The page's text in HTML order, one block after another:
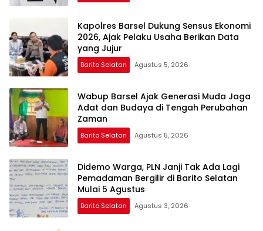
Kapolres Barsel Dukung Sensus Ekonomi
2026, Ajak Pelaku Usaha Berikan Data
yang Jujur
Barito Selatan Agustus 5, 2026
Wabup Barsel Ajak Generasi Muda Jaga
Adat dan Budaya di Tengah Perubahan
Zaman
Barito Selatan Agustus 5, 2026
Didemo Warga, PLN Janji Tak Ada Lagi
Pemadaman Bergilir di Barito Selatan
Mulai 5 Agustus
Barito Selatan Agustus 3, 2026